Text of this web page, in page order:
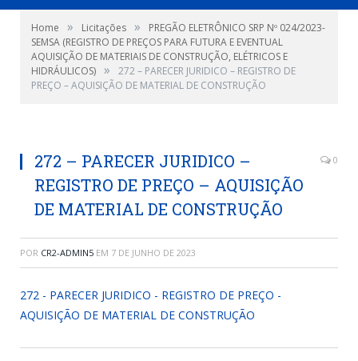
Home » Licitações »
PREGÃO ELETRÔNICO SRP Nº 024/2023-
SEMSA (REGISTRO DE PREÇOS PARA FUTURA E EVENTUAL
AQUISIÇÃO DE MATERIAIS DE CONSTRUÇÃO, ELÉTRICOS E
HIDRÁULICOS) »
272 – PARECER JURIDICO – REGISTRO DE
PREÇO – AQUISIÇÃO DE MATERIAL DE CONSTRUÇÃO
272 – PARECER JURIDICO –
REGISTRO DE PREÇO – AQUISIÇÃO
DE MATERIAL DE CONSTRUÇÃO
0
POR CR2-ADMIN5 EM 7 DE JUNHO DE 2023
272 - PARECER JURIDICO - REGISTRO DE PREÇO -
AQUISIÇÃO DE MATERIAL DE CONSTRUÇÃO